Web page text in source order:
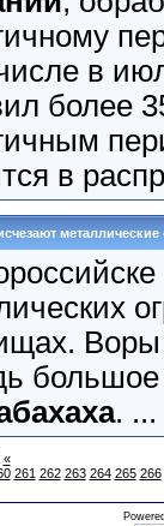
в
более
в
металлические
. ...
«
261 262 263 264 265 266